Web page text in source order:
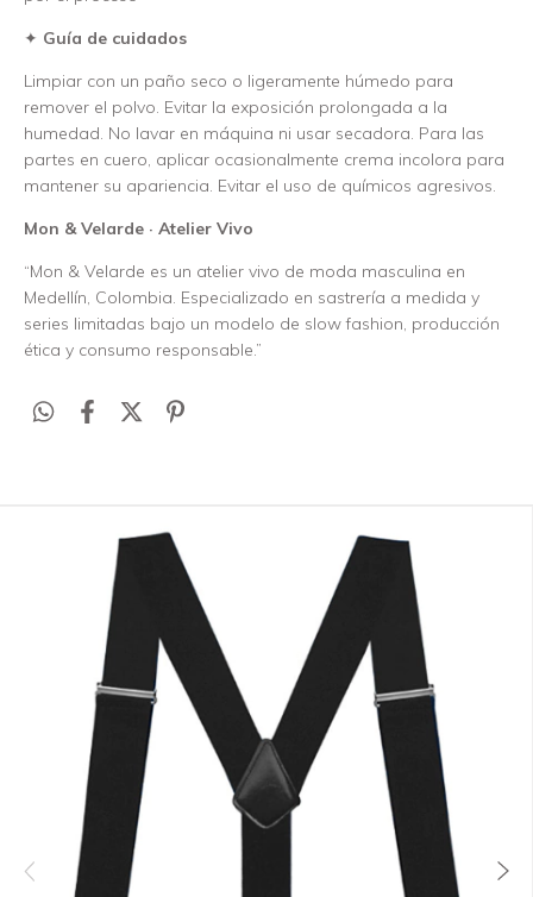
✦ Guía de cuidados
Limpiar con un paño seco o ligeramente húmedo para
remover el polvo. Evitar la exposición prolongada a la
humedad. No lavar en máquina ni usar secadora. Para las
partes en cuero, aplicar ocasionalmente crema incolora para
mantener su apariencia. Evitar el uso de químicos agresivos.
Mon & Velarde · Atelier Vivo
“Mon & Velarde es un atelier vivo de moda masculina en
Medellín, Colombia. Especializado en sastrería a medida y
series limitadas bajo un modelo de slow fashion, producción
ética y consumo responsable.”